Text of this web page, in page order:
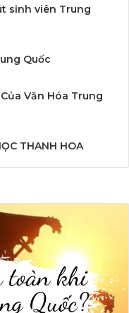
sinh viên Trung
Quốc
Văn Hóa Trung
THANH HOA